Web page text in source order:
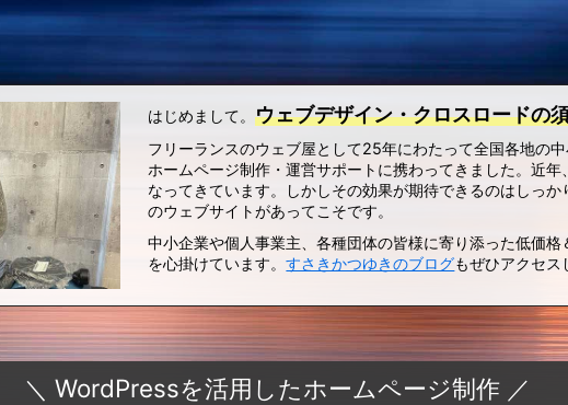
はじめまして。ウェブデザイン・クロスロードの
フリーランスのウェブ屋として25年にわたって全国各地の
ホームページ制作・運営サポートに携わってきました。近年
なってきています。しかしその効果が期待できるのはしっか
のウェブサイトがあってこそです。
中小企業や個人事業主、各種団体の皆様に寄り添った低価
を心掛けています。すさきかつゆきのブログもぜひアクセス
＼ WordPressを活用したホームページ制作 ／